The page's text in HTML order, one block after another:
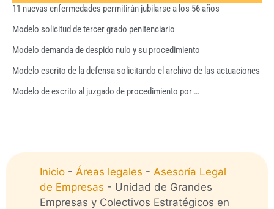
11 nuevas enfermedades permitirán jubilarse a los 56 años
Modelo solicitud de tercer grado penitenciario
Modelo demanda de despido nulo y su procedimiento
Modelo escrito de la defensa solicitando el archivo de las actuaciones
Modelo de escrito al juzgado de procedimiento por …
Inicio - Áreas legales - Asesoría Legal
de Empresas - Unidad de Grandes
Empresas y Colectivos Estratégicos en